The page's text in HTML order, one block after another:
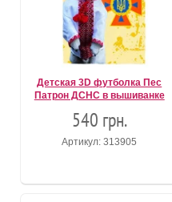
Детская 3D футболка Пес
Патрон ДСНС в вышиванке
540 грн.
Артикул: 313905